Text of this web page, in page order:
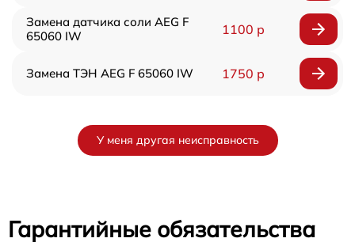
Замена датчика соли AEG F
65060 IW
1100 р
Замена ТЭН AEG F 65060 IW 1750 р
У меня другая неисправность
Гарантийные обязательства